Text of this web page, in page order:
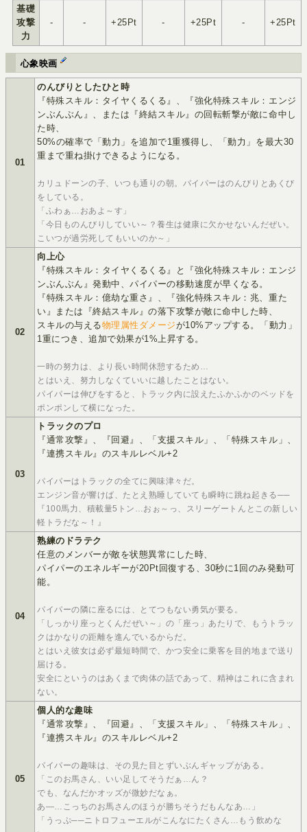
基礎
攻撃
力
- - +25Pt - +25Pt - +25Pt
心象映画
01
のんびりとしたひと時
『特殊スキル：タイヤくるくる』、『強化特殊スキル：エンジ
ンぶんぶん』、または『終結スキル』の回転斬撃が敵に命中し
た時、
50%の確率で「動力」を追加で1重獲得し、「動力」を最大30
重まで重ね掛けできるようになる。
カリュドーンの子、いつも通りの朝。パイパーはのんびりとあくび
をしている。
「ふわぁ…おあよ～す」
「今日ものんびりしていい～？養生は健康に欠かせないんだぜい。
こいつが過労死してもいいのか～」
02
向上心
『特殊スキル：タイヤくるくる』と『強化特殊スキル：エンジ
ンぶんぶん』発動中、パイパーの移動速度が早くなる。
『特殊スキル：億劫な重さ』、『強化特殊スキル：兆、重た
い』または『終結スキル』の落下攻撃が敵に命中した時、
スキルの与える物理属性ダメージが10%アップする。「動力」
1重につき、追加で効果が1%上昇する。
一時の努力は、より長い時間休憩するため…
とはいえ、努力しなくていいに越したことはない。
パイパーは伸びをすると、トラック内に設えたふかふかのベッドを
ポンポンして横になった。
03
トラックのプロ
『通常攻撃』、『回避』、「支援スキル」、「特殊スキル」、
『連携スキル』のスキルレベル+2
パイパーはトラックの全てに興味津々だ。
エンジン音が響けば、たとえ熟睡していても瞬時に跳ね起きる──
『100馬力、積載量5トン…おぉ～っ、スリーゲートんとこの新しい
軽トラだな～！』
04
熟練のドラテク
任意のメンバーが敵を状態異常にした時、
パイパーのエネルギーが20Pt回復する、30秒に1回のみ発動可
能。
パイパーの隣に座るには、とてつもない勇気が要る。
「しっかり座っとくんだぜい～」の「座っ」あたりで、もうトラッ
クはかなりの距離を進んでいるからだ。
とはいえ彼女は必ず最短時間で、かつ安全に乗客を目的地まで送り
届ける。
安全にというのはあくまで肉体の話であって、精神はこれに含まれ
ない。
05
個人的な趣味
『通常攻撃』、『回避』、「支援スキル」、「特殊スキル」、
『連携スキル』のスキルレベル+2
パイパーの趣味は、その見た目とずいぶんギャップがある。
「このお馬さん、いい足してそうだぁ…ん？
でも、なんだかオッズが微妙だなぁ。
あ―…こっちのお馬さんのほうが勝ちそうだもんなあ…」
「うっぷ──ニトロフューエルがこんなにたくさん…もう飲めな